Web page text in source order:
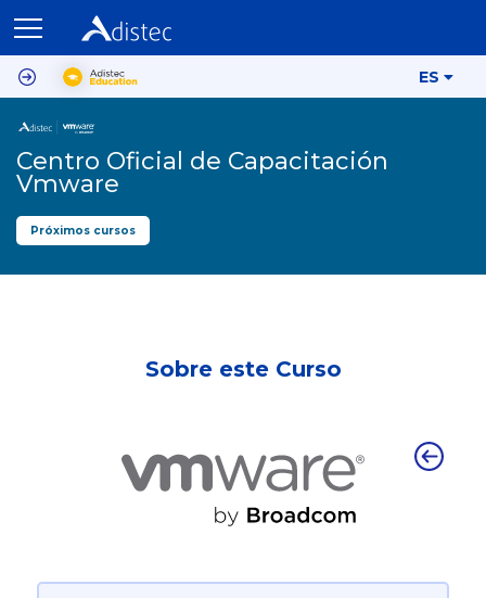
ES
Centro Oficial de Capacitación
Vmware
Próximos cursos
Sobre este Curso